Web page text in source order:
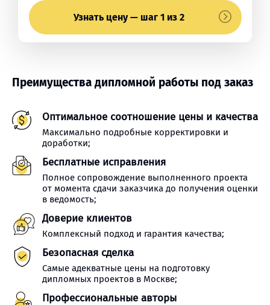
Узнать цену — шаг 1 из 2
Преимущества дипломной работы под заказ
Оптимальное соотношение цены и качества
Максимально подробные корректировки и
доработки;
Бесплатные исправления
Полное сопровождение выполненного проекта
от момента сдачи заказчика до получения оценки
в ведомость;
Доверие клиентов
Комплексный подход и гарантия качества;
Безопасная сделка
Самые адекватные цены на подготовку
дипломных проектов в Москве;
Профессиональные авторы